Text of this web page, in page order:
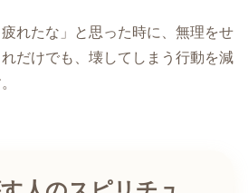
れたな」と思った時に、無理をせ
だけでも、壊してしまう行動を減